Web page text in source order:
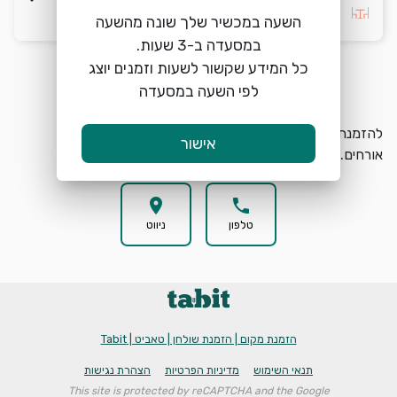
search הזמנת מקום
להזמנת מקום בBBB רמת החייל בחרו תאריך, שעה וכמות
אורחים.
phone
טלפון
location_on
ניווט
הזמנת מקום | הזמנת שולחן | טאביט | Tabit
תנאי השימוש מדיניות הפרטיות הצהרת נגישות
This site is protected by reCAPTCHA and the Google
השעה במכשיר שלך שונה מהשעה
כל המידע שקשור לשעות וזמנים יוצג
לפי השעה במסעדה
אישור